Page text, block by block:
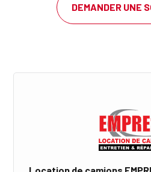
DEMANDER UNE
Location de camions